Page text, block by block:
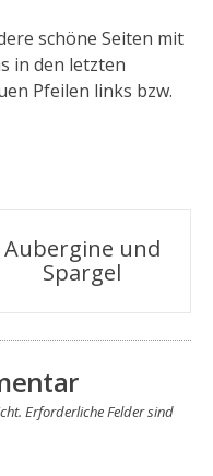
schöne Seiten mit
in den letzten
Pfeilen links bzw.
Aubergine und
Spargel
Erforderliche Felder sind